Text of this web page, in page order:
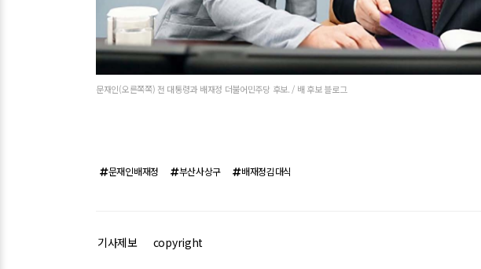
문재인(오른쪽쪽) 전 대통령과 배재정 더불어민주당 후보. / 배 후보 블로그
문재인배재정 부산사상구 배재정김대식
기사제보 copyright